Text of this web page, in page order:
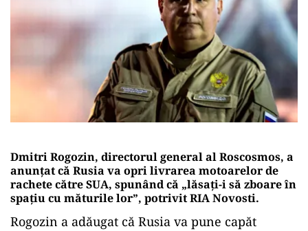
Dmitri Rogozin, directorul general al Roscosmos, a
anunțat că Rusia va opri livrarea motoarelor de
rachete către SUA, spunând că „lăsați-i să zboare în
spațiu cu măturile lor”, potrivit RIA Novosti.
Rogozin a adăugat că Rusia va pune capăt